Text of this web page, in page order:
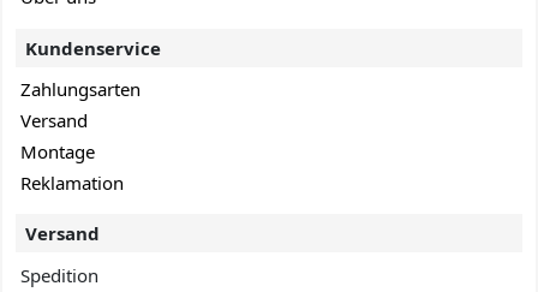
Kundenservice
Zahlungsarten
Versand
Montage
Reklamation
Versand
Spedition